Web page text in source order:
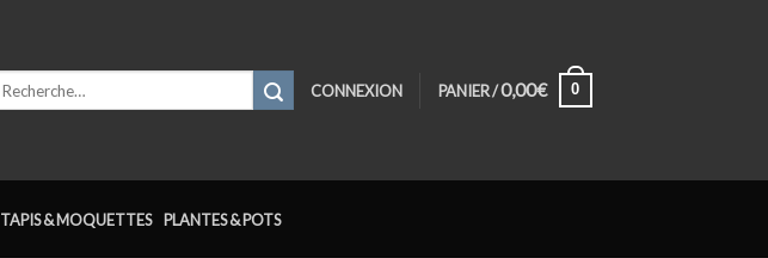
CONNEXION PANIER /0,00€ 0
TAPIS & MOQUETTES PLANTES & POTS